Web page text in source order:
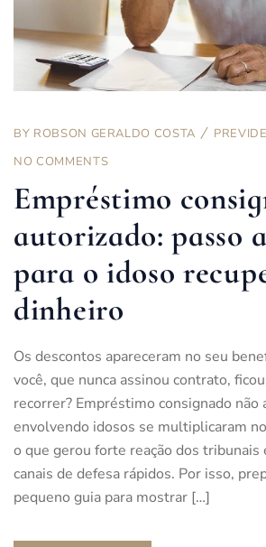
BY ROBSON GERALDO COSTA
NO COMMENTS
Empréstimo
autorizado: passo
para o idoso
dinheiro
Os descontos apareceram no seu
você, que nunca assinou contrato,
recorrer? Empréstimo consignado não
envolvendo idosos se multiplicaram
o que gerou forte reação dos tribunais
canais de defesa rápidos. Por isso,
pequeno guia para mostrar […]